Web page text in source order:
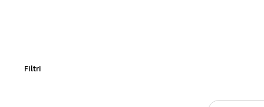
Filtri